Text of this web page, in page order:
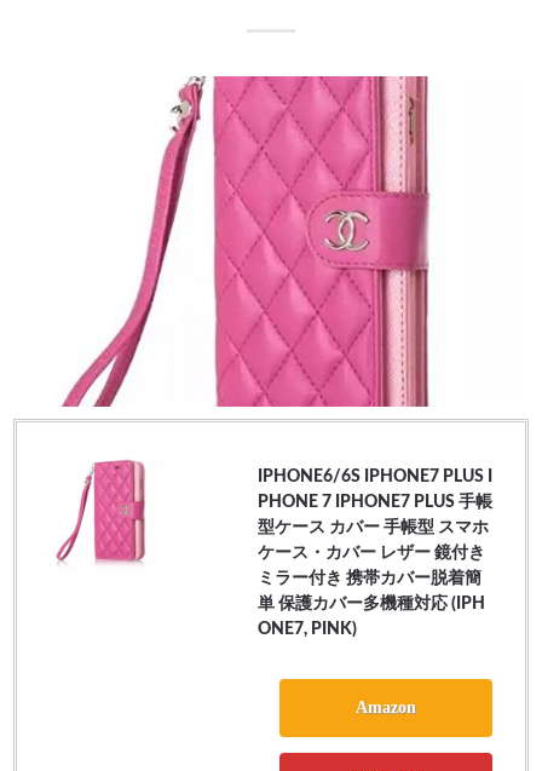
IPHONE6/6S IPHONE7 PLUS I
PHONE 7 IPHONE7 PLUS 手帳
型ケース カバー 手帳型 スマホ
ケース・カバー レザー 鏡付き
ミラー付き 携帯カバー脱着簡
単 保護カバー多機種対応 (IPH
ONE7, PINK)
Amazon